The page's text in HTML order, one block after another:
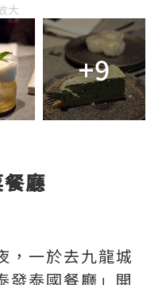
大
+9
廳
，一於去九龍城
發泰國餐廳」開